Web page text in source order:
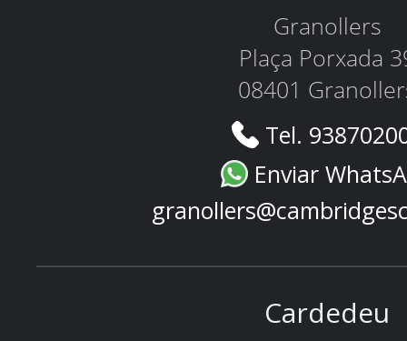
Granollers
Plaça Porxada
08401
Tel.
Enviar
Cardedeu